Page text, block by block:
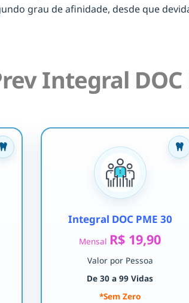
grau de afinidade, desde que
Integral
Integral DOC PME 30
Mensal R$ 19,90
Valor por Pessoa
De 30 a 99 Vidas
*Sem Zero